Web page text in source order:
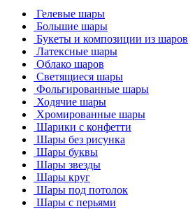
Гелевые шары
Большие шары
Букеты и композиции из шаров
Латексные шары
Облако шаров
Светящиеся шары
Фольгированные шары
Ходячие шары
Хромированные шары
Шарики с конфетти
Шары без рисунка
Шары буквы
Шары звезды
Шары круг
Шары под потолок
Шары с перьями